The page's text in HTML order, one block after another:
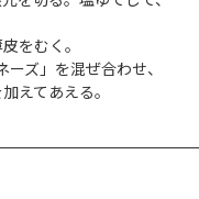
をむく。
ズ」を混ぜ合わせ、
えてあえる。